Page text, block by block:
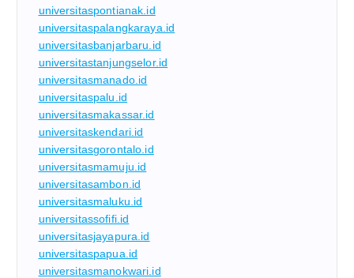
universitaspontianak.id
universitaspalangkaraya.id
universitasbanjarbaru.id
universitastanjungselor.id
universitasmanado.id
universitaspalu.id
universitasmakassar.id
universitaskendari.id
universitasgorontalo.id
universitasmamuju.id
universitasambon.id
universitasmaluku.id
universitassofifi.id
universitasjayapura.id
universitaspapua.id
universitasmanokwari.id